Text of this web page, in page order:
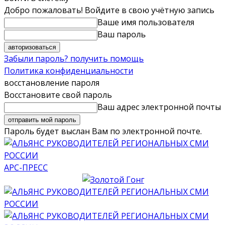
Добро пожаловать! Войдите в свою учётную запись
Ваше имя пользователя
Ваш пароль
Забыли пароль? получить помощь
Политика конфиденциальности
восстановление пароля
Восстановите свой пароль
Ваш адрес электронной почты
Пароль будет выслан Вам по электронной почте.
АРС-ПРЕСС